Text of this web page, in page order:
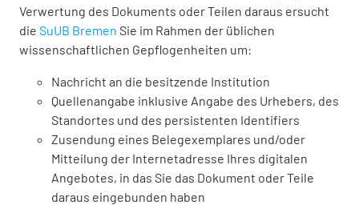
Verwertung des Dokuments oder Teilen daraus ersucht
die SuUB Bremen Sie im Rahmen der üblichen
wissenschaftlichen Gepflogenheiten um:
Nachricht an die besitzende Institution
Quellenangabe inklusive Angabe des Urhebers, des
Standortes und des persistenten Identifiers
Zusendung eines Belegexemplares und/oder
Mitteilung der Internetadresse Ihres digitalen
Angebotes, in das Sie das Dokument oder Teile
daraus eingebunden haben